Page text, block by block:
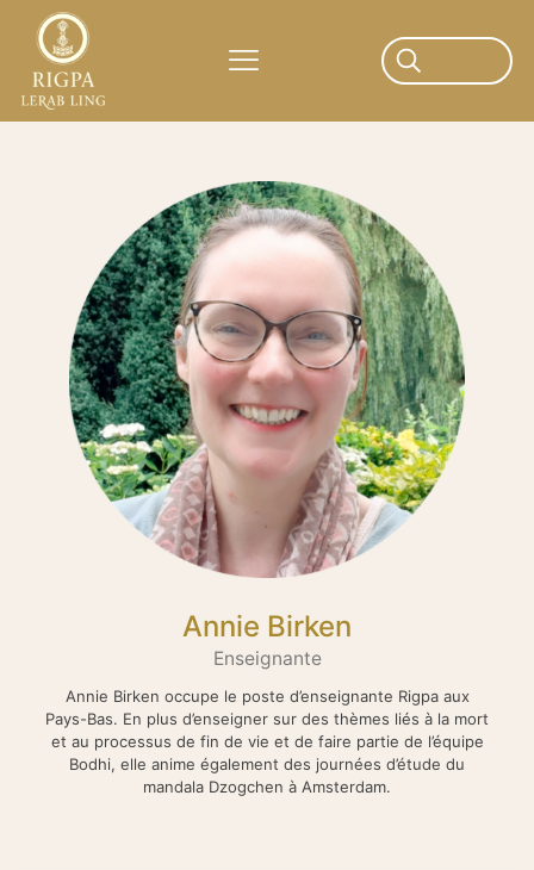
Annie Birken
Enseignante
Annie Birken occupe le poste d’enseignante Rigpa aux
Pays-Bas. En plus d’enseigner sur des thèmes liés à la mort
et au processus de fin de vie et de faire partie de l’équipe
Bodhi, elle anime également des journées d’étude du
mandala Dzogchen à Amsterdam.